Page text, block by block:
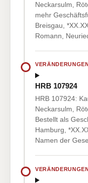
Neckarsulm,
mehr
Breisgau,
Romann,
HRB 107924
HRB 107924:
Neckarsulm,
Bestellt als
Hamburg,
Namen der